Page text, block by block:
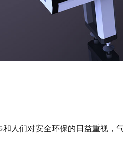
和人们对安全环保的日益重视